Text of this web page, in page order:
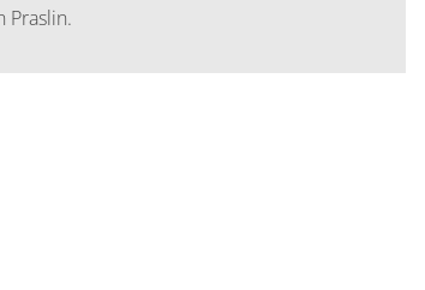
Praslin.